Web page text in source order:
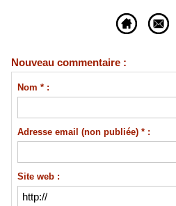
Nouveau commentaire :
Nom * :
Adresse email (non publiée) * :
Site web :